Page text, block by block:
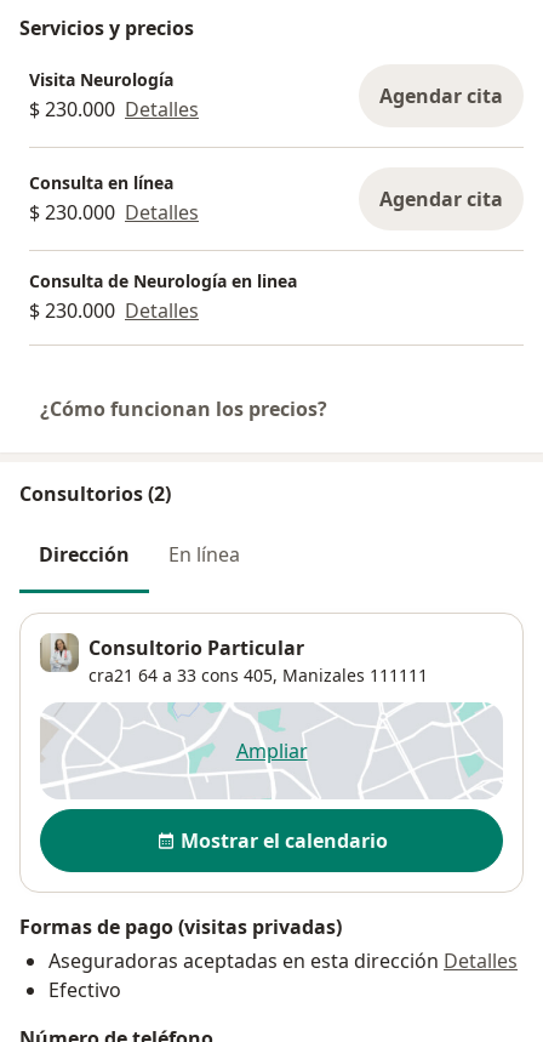
Servicios y precios
Visita Neurología
$ 230.000 Detalles Agendar cita
Consulta en línea
$ 230.000 Detalles Agendar cita
Consulta de Neurología en linea
$ 230.000 Detalles
¿Cómo funcionan los precios?
Consultorios (2)
Dirección En línea
Consultorio Particular
cra21 64 a 33 cons 405, Manizales 111111
Ampliarse abre en una nueva
Disponibilidad
Mostrar el calendario
Formas de pago (visitas privadas)
Aseguradoras aceptadas en esta dirección Detalles
Efectivo